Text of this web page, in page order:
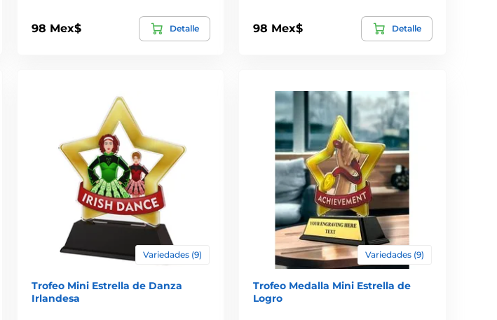
98 Mex$ Detalle 98 Mex$ Detalle
Variedades (9)
Trofeo Mini Estrella de Danza
Irlandesa
Variedades (9)
Trofeo Medalla Mini Estrella de
Logro